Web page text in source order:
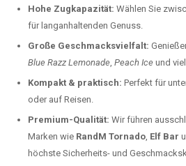
Hohe Zugkapazität: Wählen Sie
für langanhaltenden Genuss.
Große Geschmacksvielfalt:
Blue Razz Lemonade, Peach Ice und
Kompakt & praktisch: Perfekt für
oder auf Reisen.
Premium-Qualität: Wir führen
Marken wie RandM Tornado, Elf Bar
höchste Sicherheits- und